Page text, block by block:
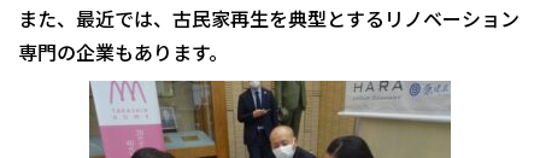
また、最近では、古民家再生を典型とするリノベーション
専門の企業もあります。